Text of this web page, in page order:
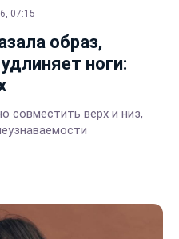
07:15
образ,
ноги:
совместить верх и низ,